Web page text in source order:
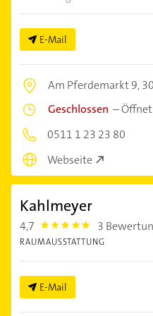
E-Mail
Am Pferdemarkt 9,
Geschlossen –
0511 1 23 23 80
Webseite
Kahlmeyer
4,7 4.7000003 3
RAUMAUSSTATTUNG
E-Mail